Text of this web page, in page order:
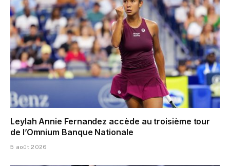
Leylah Annie Fernandez accède au troisième tour
de l’Omnium Banque Nationale
5 août 2026